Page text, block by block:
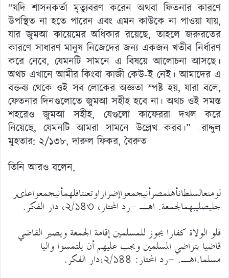
“যদি শাসনকর্তা মৃত্যুবরণ করেন অথবা ফিতনার কারণে
উপস্থিত না হতে পারেন এবং এমন কাউকে না পাওয়া যায়,
যার জুমআ কায়েমের অধিকার রয়েছে, তাহলে জরুরতের
কারণে সাধারণ মানুষ নিজেদের জন্য একজন খতীব নির্ধারণ
করে নেবে, যেমনটি সামনে এ বিষয়ে আলোচনা আসছে।
অথচ এখানে আমীর কিংবা কাজী কেউ-ই নেই। আমাদের এ
বক্তব্য থেকে ওই সব লোকের অজ্ঞতা স্পষ্ট হয়, যারা বলে,
ফেতনার দিনগুলোতে জুমআ সহীহ হবে না। অথচ ওই সমস্ত
শহরেও জুমআ সহীহ, যেগুলো কাফেররা দখল করে
নিয়েছে, যেমনটি আমরা সামনে উল্লেখ করব।” -রাদ্দুল
মুহতার: ২/১৩৮, দারুল ফিকর, বৈরুত
তিনি আরও বলেন,
لومنعالسلطانأهلمصرأنيجمعواإضراراوتعنتافلهمأنيجمعواعلىر
جليصليبهمالجمعة. اهـ -رد المحتار، ২/১৪৩، دار الفكر.
فلو الولاة كفارا يجوز للمسلمين إقامة الجمعة ويصير القاضي
قاضيا بتراضي المسلمين ويجب عليهم أن يلتمسوا واليا
مسلما.اهـ. -رد المحتار: ২/১৪৪،دار الفكر.